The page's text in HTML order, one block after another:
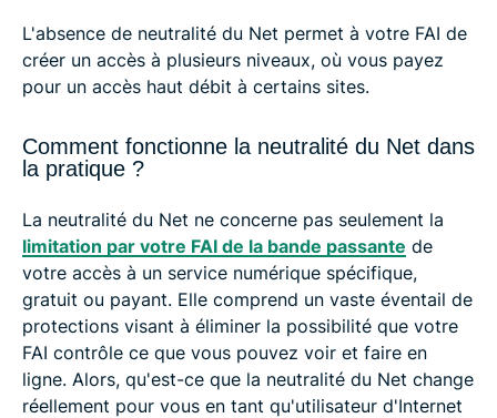
L'absence de neutralité du Net permet à votre FAI de
créer un accès à plusieurs niveaux, où vous payez
pour un accès haut débit à certains sites.
Comment fonctionne la neutralité du Net dans
la pratique ?
La neutralité du Net ne concerne pas seulement la
limitation par votre FAI de la bande passante de
votre accès à un service numérique spécifique,
gratuit ou payant. Elle comprend un vaste éventail de
protections visant à éliminer la possibilité que votre
FAI contrôle ce que vous pouvez voir et faire en
ligne. Alors, qu'est-ce que la neutralité du Net change
réellement pour vous en tant qu'utilisateur d'Internet